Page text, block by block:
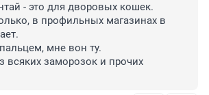
- это для дворовых кошек.
в профильных магазинах в
мне вон ту.
всяких заморозок и прочих